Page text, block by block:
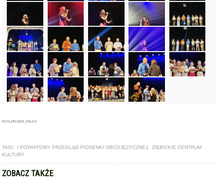
FOTO_PRIVATE_POLICY
TAGI: I POWIATOWY PRZEGLĄD PIOSENKI OBCOJĘZYCZNEJ
ZIĘBICKIE CENTRUM
KULTURY
ZOBACZ TAKŻE